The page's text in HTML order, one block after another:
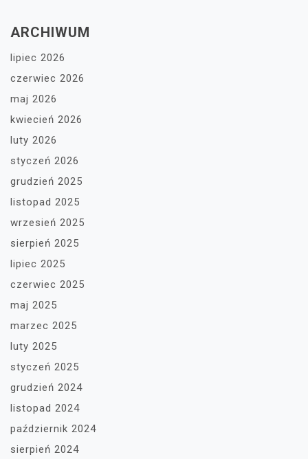
ARCHIWUM
lipiec 2026
czerwiec 2026
maj 2026
kwiecień 2026
luty 2026
styczeń 2026
grudzień 2025
listopad 2025
wrzesień 2025
sierpień 2025
lipiec 2025
czerwiec 2025
maj 2025
marzec 2025
luty 2025
styczeń 2025
grudzień 2024
listopad 2024
październik 2024
sierpień 2024